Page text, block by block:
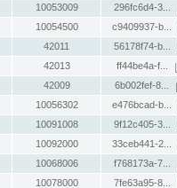
10053009 296fc6d4-3...
10054500 c9409937-b...
42011 56178f74-b...
42013 ff44be4a-f...
42009 6b002fef-8...
10056302 e476bcad-b...
10091008 9f12c405-3...
10092000 33ceb441-2...
10068006 f768173a-7...
10078000 7fe63a95-8...